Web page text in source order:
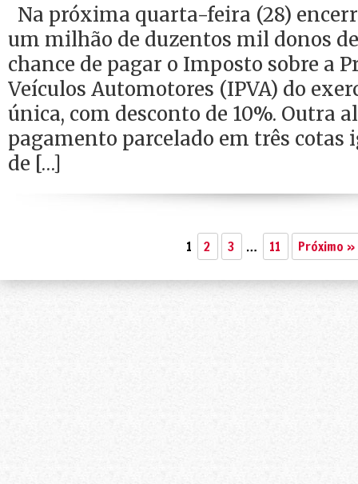
Na próxima quarta-feira (28)
um milhão de duzentos mil donos
chance de pagar o Imposto sobre a
Veículos Automotores (IPVA) do
única, com desconto de 10%. Outra
pagamento parcelado em três cotas
de […]
1 2 3 … 11 Próximo »